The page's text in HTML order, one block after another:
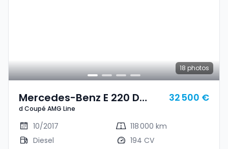
18 photos
Mercedes-Benz E 220 D
Coupé AMG Line
d Coupé AMG Line
32 500 €
10/2017
118 000 km
Diesel
194 CV